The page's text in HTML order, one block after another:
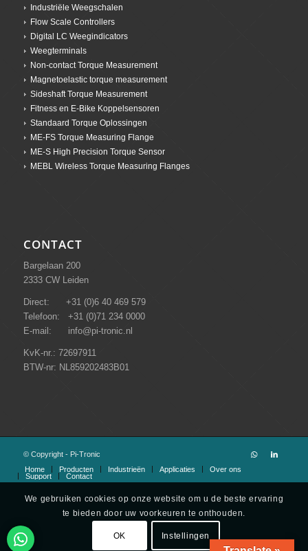
Industriële Weegschalen
Flow Scale Controllers
Digital LC Weegindicators
Weegterminals
Non-contact Torque Measurement
Magnetoelastic torque measurement
Sideshaft Torque Measurement
Fitness en E-Bike Koppelsensoren
Standaard Torque Oplossingen
ME-FS Torque Measuring Flange
ME-S High Precision Torque Sensor
MEBL Wireless Torque Measuring Flanges
CONTACT
Bargelaan 200
2333 CW Leiden
Direct: +31 (0)6 40 469 579
Telefoon: +31 (0)71 234 0000
E-mail: info@pi-tronic.nl
KvK-nr.: 72697911
BTW-nr: NL859202483B01
© Copyright - Pi-Tronic
Home
Producten Industrieën Applicaties
Over ons
Support
Contact
We gebruiken cookies op onze website om u de beste ervaring
te bieden door uw voorkeuren te onthouden.
OK Instellingen